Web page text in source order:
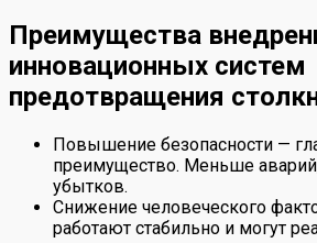
Преимущества
инновационных систем
предотвращения
Повышение безопасности —
преимущество. Меньше
убытков.
Снижение человеческого
работают стабильно и могут